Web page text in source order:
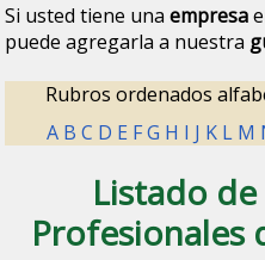
Si usted tiene unaempresa
puede agregarla a nuestra
Rubros ordenados
A BC D E FG H I J K L M
Listado de
Profesionales